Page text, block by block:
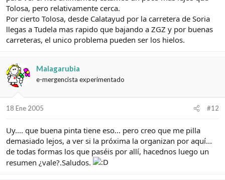
Tolosa, pero relativamente cerca.
Por cierto Tolosa, desde Calatayud por la carretera de Soria
llegas a Tudela mas rapido que bajando a ZGZ y por buenas
carreteras, el unico problema pueden ser los hielos.
Malagarubia
e-mergencista experimentado
18 Ene 2005 #12
Uy.... que buena pinta tiene eso... pero creo que me pilla
demasiado lejos, a ver si la próxima la organizan por aquí...
de todas formas los que paséis por allí, hacednos luego un
resumen ¿vale?.Saludos.